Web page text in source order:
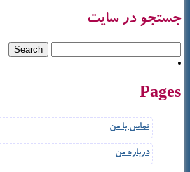
جستجو در سایت
Pages
تماس با من
درباره من